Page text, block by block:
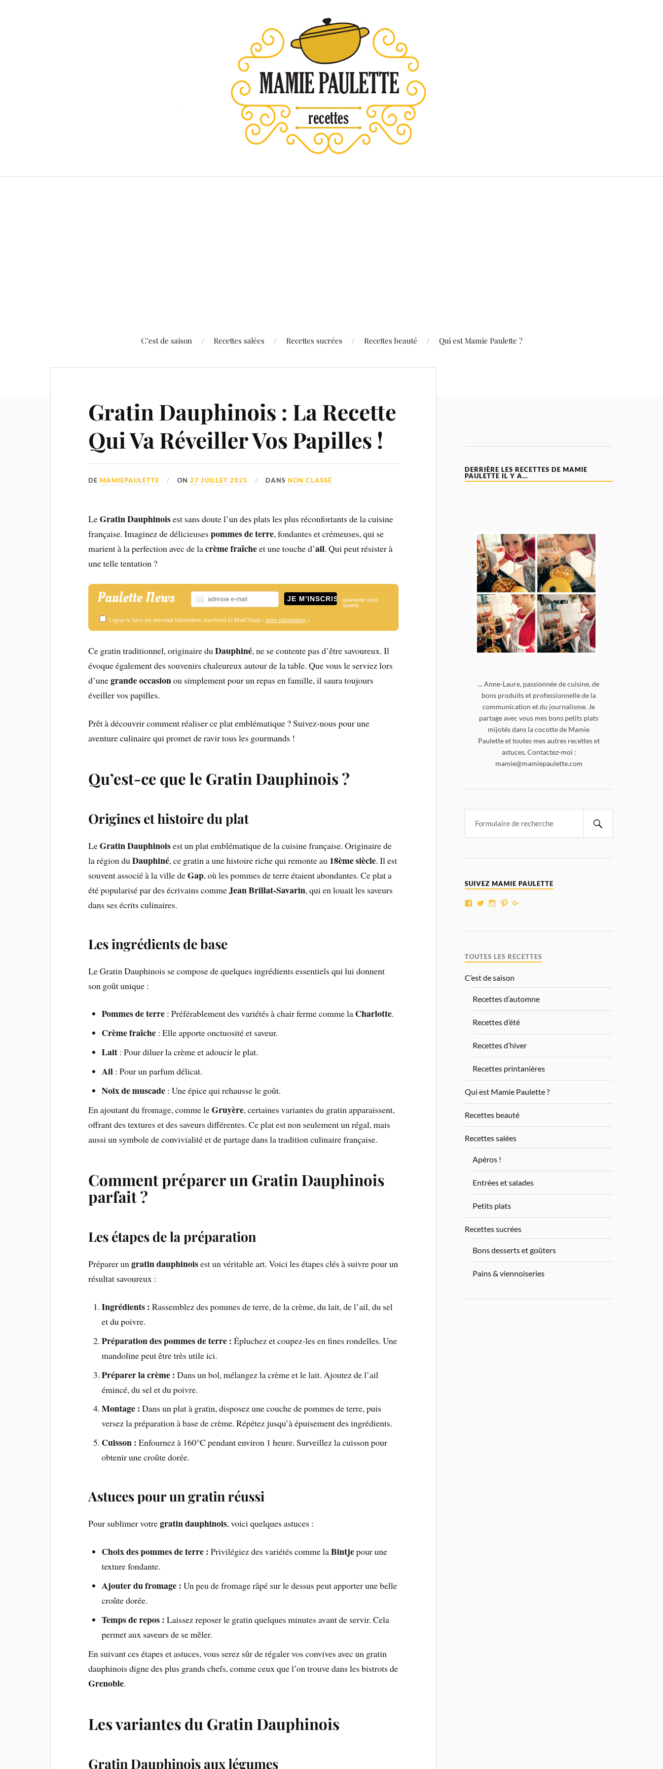
C’est de saison Recettes salées Recettes sucrées Recettes beauté Qui est Mamie Paulette ?
Gratin Dauphinois : La Recette
Qui Va Réveiller Vos Papilles !
DEMAMIEPAULETTE ON27 JUILLET 2025 DANSNON CLASSÉ
LeGratin Dauphinoisest sans doute l’un des plats les plus réconfortants de la cuisine
française. Imaginez de délicieusespommes de terre, fondantes et crémeuses, qui se
marient à la perfection avec de lacrème fraîcheet une touche d’ail. Qui peut résister à
une telle tentation ?
Paulette News
guarantie sans
spams
I agree to have my personal information transfered to MailChimp (more information )
Ce gratin traditionnel, originaire duDauphiné, ne se contente pas d’être savoureux. Il
évoque également des souvenirs chaleureux autour de la table. Que vous le serviez lors
d’unegrande occasionou simplement pour un repas en famille, il saura toujours
éveiller vos papilles.
Prêt à découvrir comment réaliser ce plat emblématique ? Suivez-nous pour une
aventure culinaire qui promet de ravir tous les gourmands !
Qu’est-ce que le Gratin Dauphinois ?
Origines et histoire du plat
LeGratin Dauphinoisest un plat emblématique de la cuisine française. Originaire de
la région duDauphiné, ce gratin a une histoire riche qui remonte au 18ème siècle. Il est
souvent associé à la ville deGap, où les pommes de terre étaient abondantes. Ce plat a
été popularisé par des écrivains commeJean Brillat-Savarin, qui en louait les saveurs
dans ses écrits culinaires.
Les ingrédients de base
Le Gratin Dauphinois se compose de quelques ingrédients essentiels qui lui donnent
son goût unique :
Pommes de terre: Préférablement des variétés à chair ferme comme la Charlotte.
Crème fraîche: Elle apporte onctuosité et saveur.
Lait: Pour diluer la crème et adoucir le plat.
Ail: Pour un parfum délicat.
Noix de muscade: Une épice qui rehausse le goût.
En ajoutant du fromage, comme leGruyère, certaines variantes du gratin apparaissent,
offrant des textures et des saveurs différentes. Ce plat est non seulement un régal, mais
aussi un symbole de convivialité et de partage dans la tradition culinaire française.
Comment préparer un Gratin Dauphinois
parfait ?
Les étapes de la préparation
Préparer ungratin dauphinoisest un véritable art. Voici les étapes clés à suivre pour un
résultat savoureux :
Ingrédients : Rassemblez des pommes de terre, de la crème, du lait, de l’ail, du sel
et du poivre.
Préparation des pommes de terre : Épluchez et coupez-les en fines rondelles. Une
mandoline peut être très utile ici.
Préparer la crème : Dans un bol, mélangez la crème et le lait. Ajoutez de l’ail
émincé, du sel et du poivre.
Montage : Dans un plat à gratin, disposez une couche de pommes de terre, puis
versez la préparation à base de crème. Répétez jusqu’à épuisement des ingrédients.
Cuisson : Enfournez à 160°C pendant environ 1 heure. Surveillez la cuisson pour
obtenir une croûte dorée.
Astuces pour un gratin réussi
Pour sublimer votregratin dauphinois, voici quelques astuces :
Choix des pommes de terre : Privilégiez des variétés comme laBintjepour une
texture fondante.
Ajouter du fromage : Un peu de fromage râpé sur le dessus peut apporter une belle
croûte dorée.
Temps de repos : Laissez reposer le gratin quelques minutes avant de servir. Cela
permet aux saveurs de se mêler.
En suivant ces étapes et astuces, vous serez sûr de régaler vos convives avec un gratin
dauphinois digne des plus grands chefs, comme ceux que l’on trouve dans les bistrots de
Grenoble.
Les variantes du Gratin Dauphinois
Gratin Dauphinois aux légumes
DERRIÈRE LES RECETTES DE MAMIE
PAULETTE IL Y A…
... Anne-Laure, passionnée de cuisine, de
bons produits et professionnelle de la
communication et du journalisme. Je
partage avec vous mes bons petits plats
mijotés dans la cocotte de Mamie
Paulette et toutes mes autres recettes et
astuces. Contactez-moi :
mamie@mamiepaulette.com
SUIVEZ MAMIE PAULETTE
TOUTES LES RECETTES
C’est de saison
Recettes d’automne
Recettes d’été
Recettes d’hiver
Recettes printanières
Qui est Mamie Paulette ?
Recettes beauté
Recettes salées
Apéros !
Entrées et salades
Petits plats
Recettes sucrées
Bons desserts et goûters
Pains & viennoiseries